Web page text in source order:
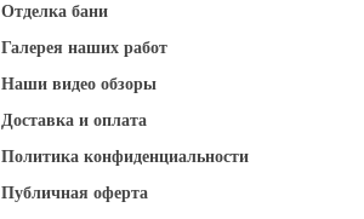
Отделка бани
Галерея наших работ
Наши видео обзоры
Доставка и оплата
Политика конфиденциальности
Публичная оферта